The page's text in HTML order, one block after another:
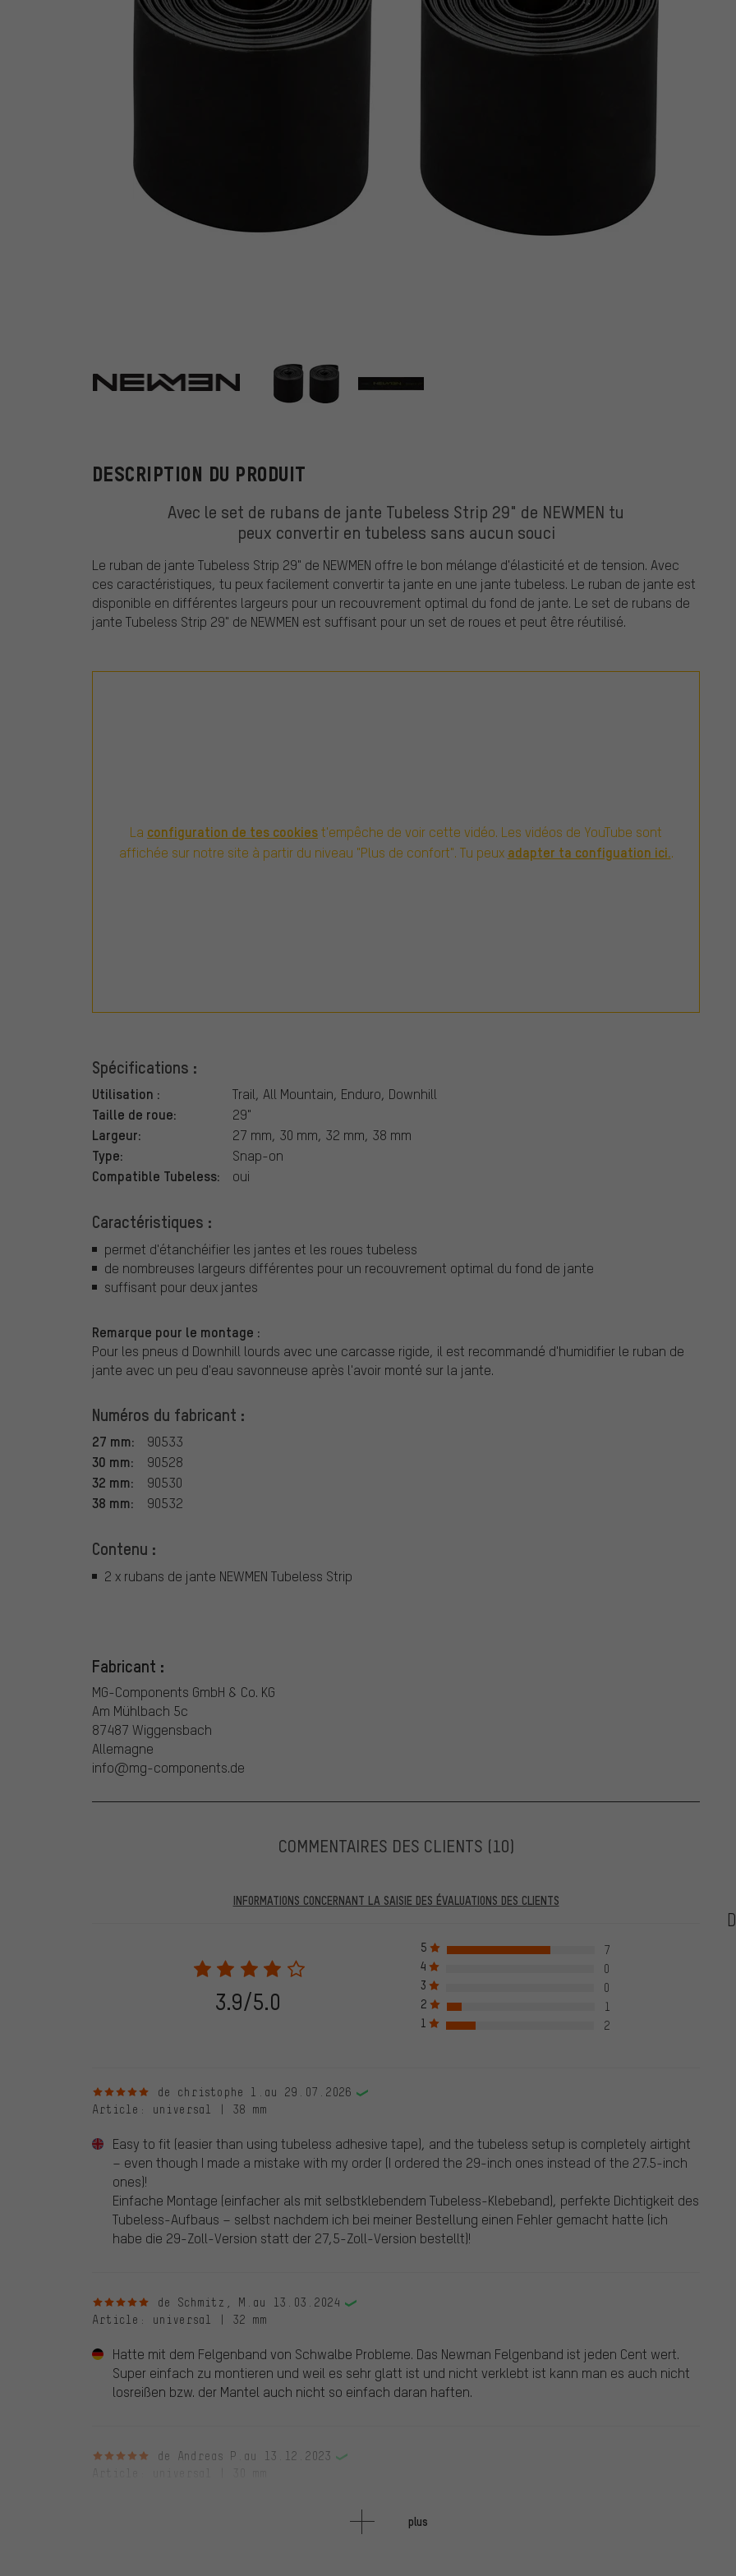
NEWMEN
DESCRIPTION DU PRODUIT
Avec le set de rubans de jante Tubeless Strip 29" de NEWMEN tu
peux convertir en tubeless sans aucun souci
Le ruban de jante Tubeless Strip 29" de NEWMEN offre le bon mélange d'élasticité et de tension. Avec
ces caractéristiques, tu peux facilement convertir ta jante en une jante tubeless. Le ruban de jante est
disponible en différentes largeurs pour un recouvrement optimal du fond de jante. Le set de rubans de
jante Tubeless Strip 29" de NEWMEN est suffisant pour un set de roues et peut être réutilisé.
La configuration de tes cookiest'empêche de voir cette vidéo. Les vidéos de YouTube sont
affichée sur notre site à partir du niveau "Plus de confort". Tu peux adapter ta configuation ici..
Spécifications :
Utilisation : Trail, All Mountain, Enduro, Downhill
Taille de roue: 29"
Largeur: 27 mm, 30 mm, 32 mm, 38 mm
Type: Snap-on
Compatible Tubeless: oui
Caractéristiques :
permet d'étanchéifier les jantes et les roues tubeless
de nombreuses largeurs différentes pour un recouvrement optimal du fond de jante
suffisant pour deux jantes
Remarque pour le montage :
Pour les pneus d Downhill lourds avec une carcasse rigide, il est recommandé d'humidifier le ruban de
jante avec un peu d'eau savonneuse après l'avoir monté sur la jante.
Numéros du fabricant :
27 mm: 90533
30 mm: 90528
32 mm: 90530
38 mm: 90532
Contenu :
2 x rubans de jante NEWMEN Tubeless Strip
Fabricant :
MG-Components GmbH & Co. KG
Am Mühlbach 5c
87487 Wiggensbach
Allemagne
info@mg-components.de
COMMENTAIRES DES CLIENTS (10)
INFORMATIONS CONCERNANT LA SAISIE DES ÉVALUATIONS DES CLIENTS
partir du 28.05.2022, seules les évaluations vérifiées seront publiées, ce qui signifie qu'un numéro de commande devra
être indiqué lors de l'évaluation du produit. Nous ne validerons l'évaluation qu'après avoir vérifié avec succès le numéro
de commande. Toutes les évaluations vérifiées sont marquées d'une coche verte. Cela vaut pour toutes les évaluations
vérifiées jusqu'au 28.05.2022 et à partir du 28.05.2022. Avant le 28.05.2022, nous avons également publié les
évaluations de clients qui n'ont pas acheté chez nous la marchandise évaluée. Ces évaluations ne sont pas marquées
d'une coche verte. Nous publions toutes les évaluations remises en bonne et due forme.
3.9/5.0
5
7
4
0
3
0
2
1
1
2
5 sur 5 étoilesde christophe l. au 29.07.2026
Article : universal | 38 mm
Easy to fit (easier than using tubeless adhesive tape), and the tubeless setup is completely airtight
– even though I made a mistake with my order (I ordered the 29-inch ones instead of the 27.5-inch
ones)!
Einfache Montage (einfacher als mit selbstklebendem Tubeless-Klebeband), perfekte Dichtigkeit des
Tubeless-Aufbaus – selbst nachdem ich bei meiner Bestellung einen Fehler gemacht hatte (ich
habe die 29-Zoll-Version statt der 27,5-Zoll-Version bestellt)!
5 sur 5 étoilesde Schmitz, M. au 13.03.2024
Article : universal | 32 mm
Hatte mit dem Felgenband von Schwalbe Probleme. Das Newman Felgenband ist jeden Cent wert.
Super einfach zu montieren und weil es sehr glatt ist und nicht verklebt ist kann man es auch nicht
losreißen bzw. der Mantel auch nicht so einfach daran haften.
5 sur 5 étoilesde Andreas P. au 13.12.2023
Ich bin total begeistert. Und ich mühe mich erst verberglich mit Felgenband ab, dabei ist so viel
plus